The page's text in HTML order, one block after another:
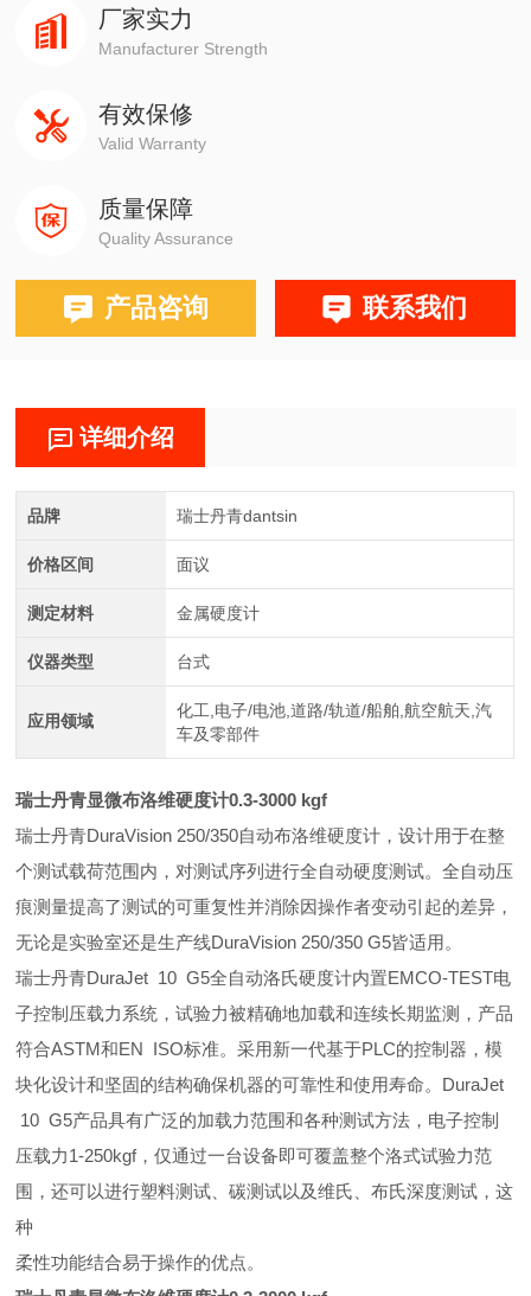
型转塔全自动明亮控制和全自动快速聚焦
厂家实力
Manufacturer Strength
有效保修
Valid Warranty
质量保障
Quality Assurance
产品咨询 联系我们
详细介绍
品牌 瑞士丹青dantsin
价格区间 面议
测定材料 金属硬度计
仪器类型 台式
应用领域
化工,电子/电池,道路/轨道/船舶,航空航天,汽
车及零部件
瑞士丹青显微布洛维硬度计0.3-3000 kgf
瑞士丹青DuraVision 250/350自动布洛维硬度计，设计用于在整
个测试载荷范围内，对测试序列进行全自动硬度测试。全自动压
痕测量提高了测试的可重复性并消除因操作者变动引起的差异，
无论是实验室还是生产线DuraVision 250/350 G5皆适用。
瑞士丹青DuraJet 10 G5全自动洛氏硬度计内置EMCO-TEST电
子控制压载力系统，试验力被精确地加载和连续长期监测，产品
符合ASTM和EN ISO标准。采用新一代基于PLC的控制器，模
块化设计和坚固的结构确保机器的可靠性和使用寿命。DuraJet
10 G5产品具有广泛的加载力范围和各种测试方法，电子控制
压载力1-250kgf，仅通过一台设备即可覆盖整个洛式试验力范
围，还可以进行塑料测试、碳测试以及维氏、布氏深度测试，这
种
柔性功能结合易于操作的优点。